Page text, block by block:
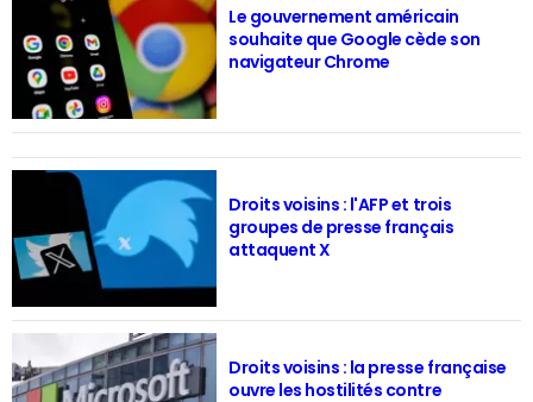
Le gouvernement américain
souhaite que Google cède son
navigateur Chrome
Droits voisins : l'AFP et trois
groupes de presse français
attaquent X
Droits voisins : la presse française
ouvre les hostilités contre